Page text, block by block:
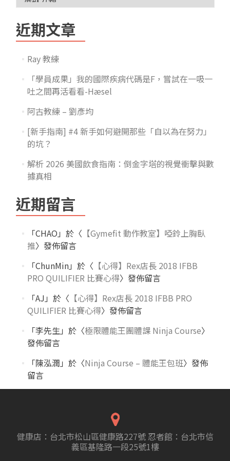
近期文章
Ray 教練
「學員成果」我的國際疾病代碼是F，嘗試在一吸一
吐之間再活看看-Hæsel
阿古教練 – 劉彥均
[新手指南] #4 新手如何避開那些「自以為在努力」
的坑？
解析 2026 美國飲食指南：倒金字塔的視覺衝擊與數
據真相
近期留言
「CHAO 」於〈 【Gymefit 動作教室】啞鈴上胸臥
推〉發佈留言
「ChunMin」於〈 【心得】Rex店長 2018 IFBB
PRO QUILIFIER 比賽心得〉發佈留言
「AJ 」於〈 【心得】Rex店長 2018 IFBB PRO
QUILIFIER 比賽心得〉發佈留言
「李先生」於〈極限體能王團體課 Ninja Course〉
發佈留言
「陳泓潤 」於〈Ninja Course – 體能王包班〉發佈
留言
健康店：台北市松山區健康路227號 忍者館：台北市信
義區基隆路一段25號1樓